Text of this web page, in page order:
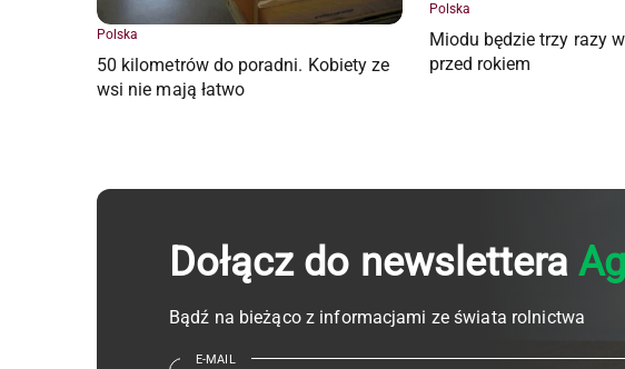
Polska
50 kilometrów do poradni. Kobiety ze
wsi nie mają łatwo
Polska
Miodu będzie trzy razy
przed rokiem
Dołącz do newslettera
Bądź na bieżąco z informacjami ze świata rolnictwa
E-MAIL